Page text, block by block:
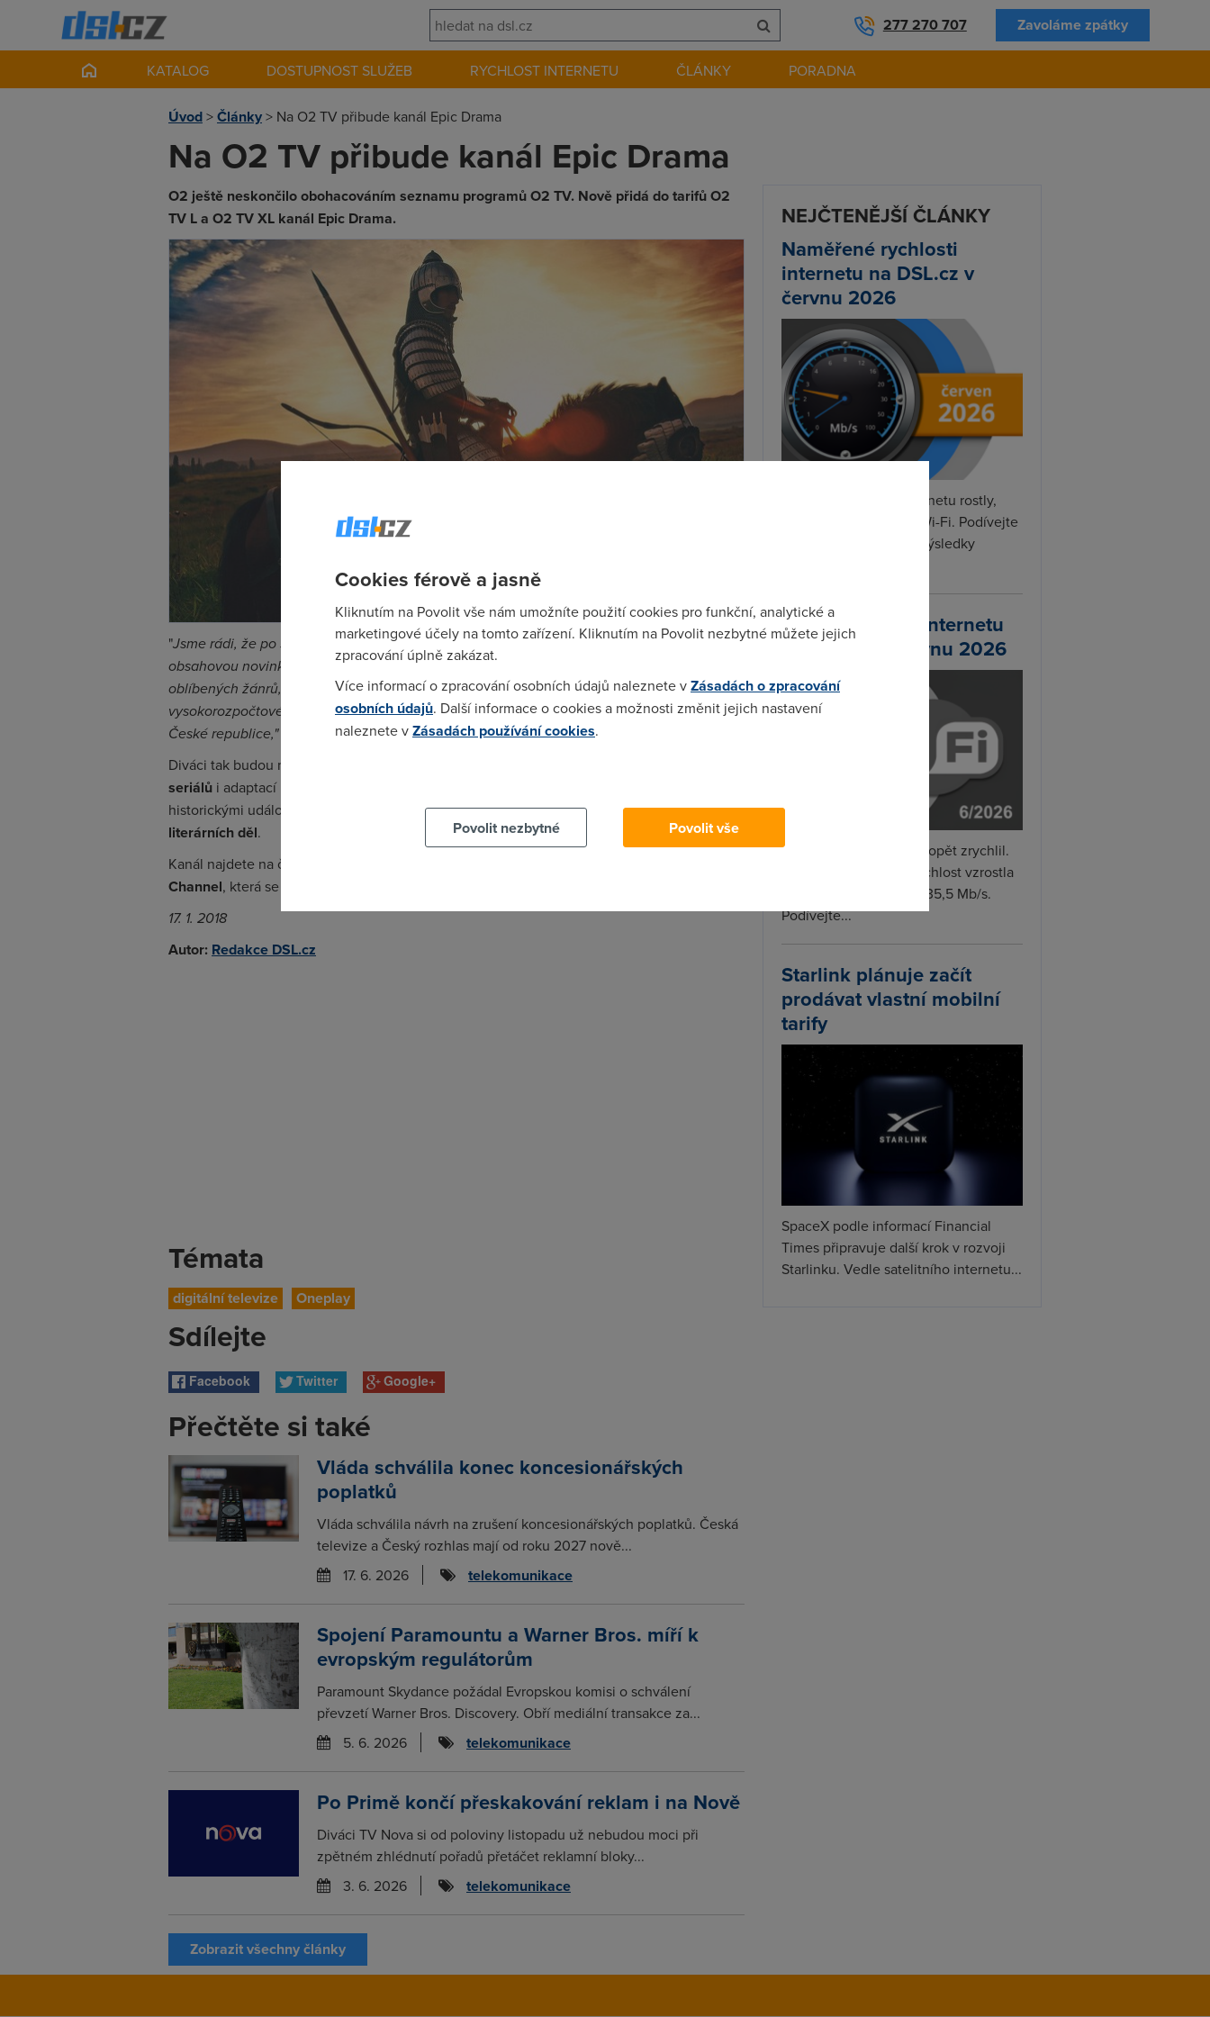
277 270 707 Zavoláme zpátky
KATALOG DOSTUPNOST SLUŽEB RYCHLOST INTERNETU ČLÁNKY PORADNA
Úvod>Články> Na O2 TV přibude kanál Epic Drama
Na O2 TV přibude kanál Epic Drama
O2 ještě neskončilo obohacováním seznamu programů O2 TV. Nově přidá do tarifů O2
TV L a O2 TV XL kanál Epic Drama.
"Jsme rádi, že po spuštění očekávané Televize Seznam máme pro naše zákazníky další
obsahovou novinku. Nový kanál Epic Drama, který je postaven na kombinaci dvou velmi
oblíbených žánrů, seriálů a historie, přináší divákům 24 hodin denně struhující
vysokorozpočtové historické seriály, které budou mít z více jak 70 procent premiéru v
České republice,"podotýká Anna Lenerová, manažerka obsahuO2 TV
Diváci tak budou mít neustále k dispozici program, na němž se dočkají nejlepších
seriálů i adaptací
historickými událostmi, jiné zase vypráví úžasné fantasy příběhy nebo vznikly zklasických
literárních děl.
Kanál najdete na čísle 43, v HD kvalitě pak na 343. Nahradí tak dosavadní stanici
Channel, která se přesune z balíčku
17. 1. 2018
Autor: Redakce DSL.cz
Témata
digitální televize Oneplay
Sdílejte
Facebook Twitter Google+
Přečtěte si také
Vláda schválila konec koncesionářských
poplatků
Vláda schválila návrh na zrušení koncesionářských poplatků. Česká
televize a Český rozhlas mají od roku 2027 nově...
17. 6. 2026
telekomunikace
Spojení Paramountu a Warner Bros. míří k
evropským regulátorům
Paramount Skydance požádal Evropskou komisi o schválení
převzetí Warner Bros. Discovery. Obří mediální transakce za...
5. 6. 2026
telekomunikace
Po Primě končí přeskakování reklam i na Nově
Diváci TV Nova si od poloviny listopadu už nebudou moci při
zpětném zhlédnutí pořadů přetáčet reklamní bloky...
3. 6. 2026
telekomunikace
Zobrazit všechny články
NEJČTENĚJŠÍ ČLÁNKY
Naměřené rychlosti
internetu na DSL.cz v
červnu 2026
V červnu rychlosti internetu rostly,
zrychlily DSL, optika i Wi-Fi. Podívejte
se na naše nejnovější výsledky
Rychlosti Wi-Fi internetu
na DSL.cz v červnu 2026
Wi-Fi internet v červnu opět zrychlil.
Průměrná naměřená rychlost vzrostla
meziměsíčně o 4 % na 35,5 Mb/s.
Podívejte...
Starlink plánuje začít
prodávat vlastní mobilní
tarify
SpaceX podle informací Financial
Times připravuje další krok v rozvoji
Starlinku. Vedle satelitního internetu...
Cookies férově a jasně
Kliknutím na Povolit vše nám umožníte použití cookies pro funkční, analytické a
marketingové účely na tomto zařízení. Kliknutím na Povolit nezbytné můžete jejich
zpracování úplně zakázat.
Více informací o zpracování osobních údajů naleznete vZásadách o zpracování
osobních údajů. Další informace o cookies a možnosti změnit jejich nastavení
naleznete vZásadách používání cookies.
Povolit nezbytné
Povolit vše